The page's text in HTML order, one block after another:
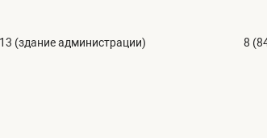
(здание администрации) 8